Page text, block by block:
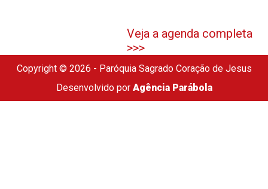
Veja a agenda completa
>>>
Copyright © 2026 - Paróquia Sagrado Coração de Jesus
Desenvolvido por Agência Parábola